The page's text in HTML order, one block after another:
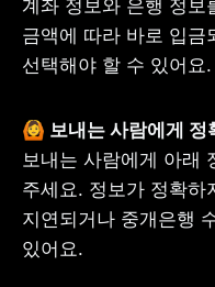
계좌 정보와 은행 정보
금액에 따라 바로 입금
선택해야 할 수 있어요.
보내는 사람에게 아래
주세요. 정보가 정확하
지연되거나 중개은행
있어요.